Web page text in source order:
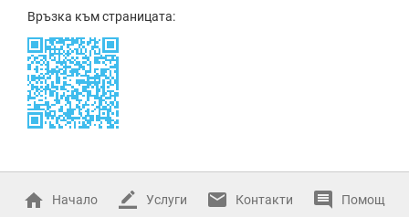
Връзка към страницата:
Начало Услуги Контакти Помощ